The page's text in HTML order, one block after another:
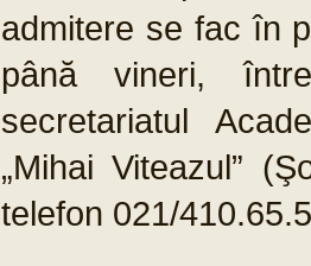
admitere se fac în
până vineri,
secretariatul
„Mihai Viteazul”
telefon 021/